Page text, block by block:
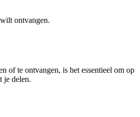
ontvangen.
of te ontvangen, is het essentieel om op
je delen.